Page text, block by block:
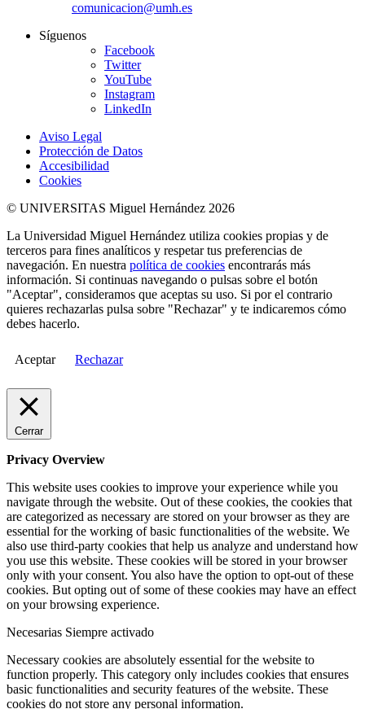
comunicacion@umh.es
Síguenos
Facebook
Twitter
YouTube
Instagram
LinkedIn
Aviso Legal
Protección de Datos
Accesibilidad
Cookies
© UNIVERSITAS Miguel Hernández 2026
La Universidad Miguel Hernández utiliza cookies propias y de
terceros para fines analíticos y respetar tus preferencias de
navegación. En nuestra política de cookies encontrarás más
información. Si continuas navegando o pulsas sobre el botón
"Aceptar", consideramos que aceptas su uso. Si por el contrario
quieres rechazarlas pulsa sobre "Rechazar" y te indicaremos cómo
debes hacerlo.
Aceptar Rechazar
Cerrar
Privacy Overview
This website uses cookies to improve your experience while you
navigate through the website. Out of these cookies, the cookies that
are categorized as necessary are stored on your browser as they are
essential for the working of basic functionalities of the website. We
also use third-party cookies that help us analyze and understand how
you use this website. These cookies will be stored in your browser
only with your consent. You also have the option to opt-out of these
cookies. But opting out of some of these cookies may have an effect
on your browsing experience.
Necesarias Siempre activado
Necessary cookies are absolutely essential for the website to
function properly. This category only includes cookies that ensures
basic functionalities and security features of the website. These
cookies do not store any personal information.